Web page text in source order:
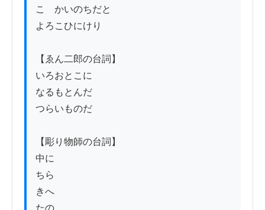
こゝかいのちだと
よろこひにけり
【ゑん二郎の台詞】
いろおとこに
なるもとんだ
つらいものだ
【彫り物師の台詞】
中に
ちら
きへ